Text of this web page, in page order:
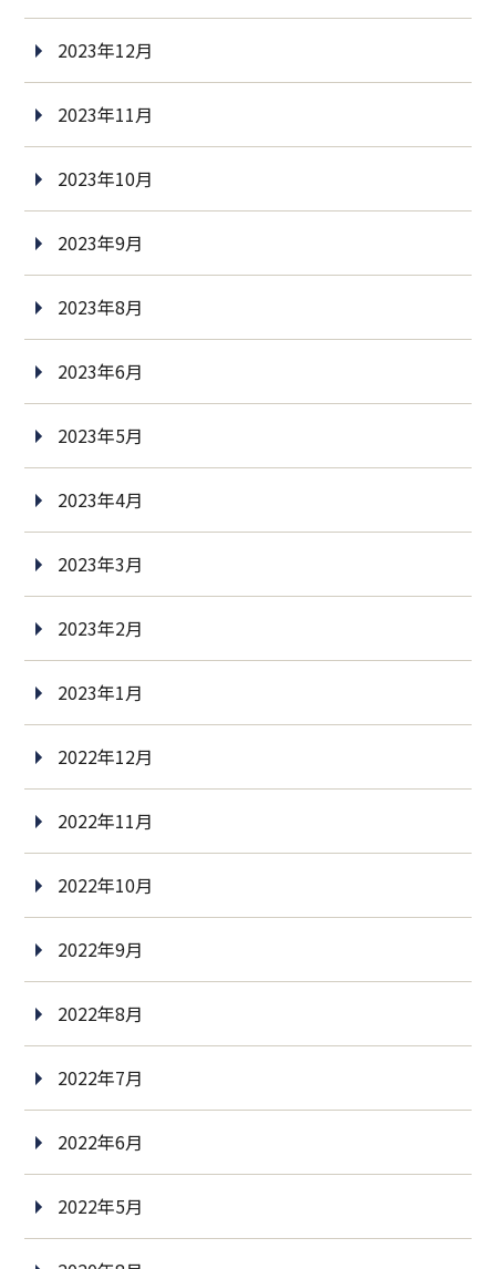
2023年12月
2023年11月
2023年10月
2023年9月
2023年8月
2023年6月
2023年5月
2023年4月
2023年3月
2023年2月
2023年1月
2022年12月
2022年11月
2022年10月
2022年9月
2022年8月
2022年7月
2022年6月
2022年5月